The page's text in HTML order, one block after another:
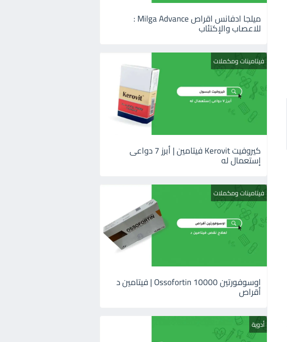
ميلجا ادفانس اقراص Milga Advance :
للاعصاب والإكتئاب
فيتامينات ومكملات
كيروفيت Kerovit فيتامين | أبرز 7 دواعى
إستعمال له
فيتامينات ومكملات
اوسوفورتين 10000 Ossofortin | فيتامين د
أقراص
أدوية